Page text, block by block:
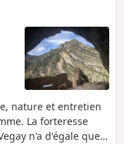
nature et entretien
La forteresse
n'a d'égale que